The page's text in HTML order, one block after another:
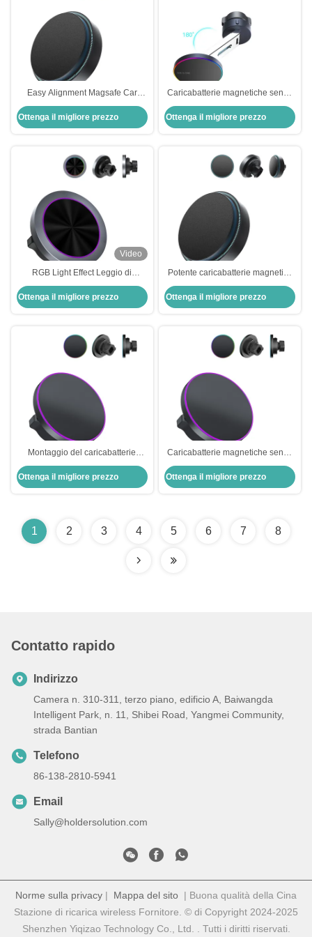
Easy Alignment Magsafe Car
Charger wireless portatile per
iPhone 15 Pro Max
Ottenga il migliore prezzo
Caricabatterie magnetiche senza
fili multiangolari personalizzabili
con luce ambientale
Ottenga il migliore prezzo
Video
RGB Light Effect Leggio di
alluminio caricabatterie senza fili
Montaggio a una mano
Ottenga il migliore prezzo
Potente caricabatterie magnetica
senza fili da 15w carica rapida
angolo regolabile
Ottenga il migliore prezzo
Montaggio del caricabatterie
senza fili regolabile connessione
e funzionamento stabili
Ottenga il migliore prezzo
Caricabatterie magnetiche senza
fili da 15 Watt Stabile con
protezione da cortocircuito
Ottenga il migliore prezzo
1 2 3 4 5 6 7 8
Contatto rapido
Indirizzo
Camera n. 310-311, terzo piano, edificio A, Baiwangda
Intelligent Park, n. 11, Shibei Road, Yangmei Community,
strada Bantian
Telefono
86-138-2810-5941
Email
Sally@holdersolution.com
Norme sulla privacy | Mappa del sito | Buona qualità della Cina
Stazione di ricarica wireless Fornitore. © di Copyright 2024-2025
Shenzhen Yiqizao Technology Co., Ltd. . Tutti i diritti riservati.